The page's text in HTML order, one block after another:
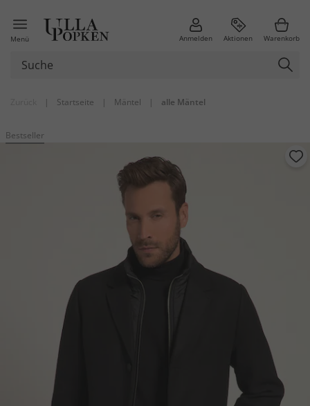
Menü Anmelden Aktionen Warenkorb
| Startseite | Mäntel | alle Mäntel
Bestseller